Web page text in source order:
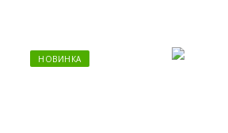
НОВИНКА